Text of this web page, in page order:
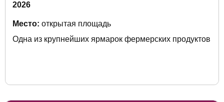
2026
Место: открытая площадь
Одна из крупнейших ярмарок фермерских продуктов